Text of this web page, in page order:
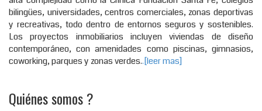
bilingües, universidades, centros comerciales, zonas deportivas
y recreativas, todo dentro de entornos seguros y sostenibles.
Los proyectos inmobiliarios incluyen viviendas de diseño
contemporáneo, con amenidades como piscinas, gimnasios,
coworking, parques y zonas verdes..[leer mas]
Quiénes somos ?